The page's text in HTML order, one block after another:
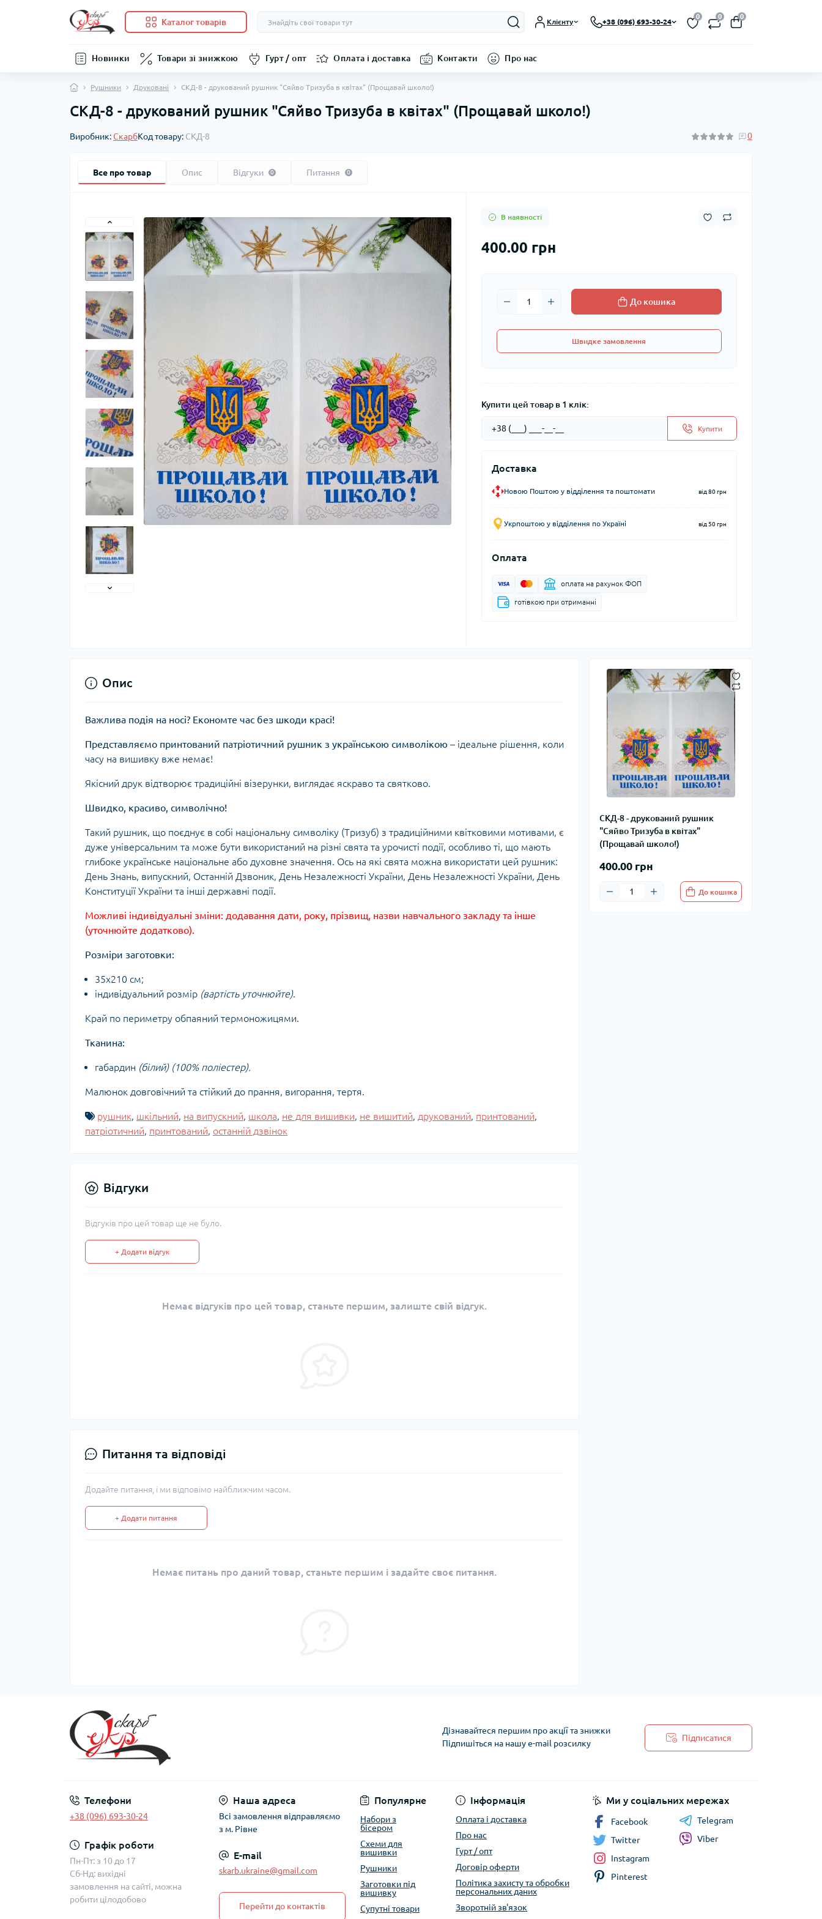
Каталог товарів Клієнту +38 (096) 693-30-24
0 0 0
Новинки Товари зі знижкою Гурт / опт Оплата і доставка Контакти Про нас
Рушники Друковані СКД-8 - друкований рушник "Сяйво Тризуба в квітах" (Прощавай школо!)
СКД-8 - друкований рушник "Сяйво Тризуба в квітах" (Прощавай школо!)
Виробник:СкарбКод товару: СКД-8 0
Все про товар Опис Відгуки 0 Питання 0
В наявності
400.00 грн
До кошика
Швидке замовлення
Купити цей товар в 1 клік:
Купити
Доставка
Новою Поштою у відділення та поштомати від 80 грн
Укрпоштою у відділення по Україні від 50 грн
Оплата
оплата на рахунок ФОП
готівкою при отриманні
СКД-8 - друкований рушник
"Сяйво Тризуба в квітах"
(Прощавай школо!)
400.00 грн
До кошика
Опис
Важлива подія на носі? Економте час без шкоди красі!
Представляємо принтований патріотичний рушник з українською символікою – ідеальне рішення, коли
часу на вишивку вже немає!
Якісний друк відтворює традиційні візерунки, виглядає яскраво та святково.
Швидко, красиво, символічно!
Такий рушник, що поєднує в собі національну символіку (Тризуб) з традиційними квітковими мотивами, є
дуже універсальним та може бути використаний на різні свята та урочисті події, особливо ті, що мають
глибоке українське національне або духовне значення. Ось на які свята можна використати цей рушник:
День Знань, випускний, Останній Дзвоник, День Незалежності України, День Незалежності України, День
Конституції України та інші державні події.
Можливі індивідуальні зміни: додавання дати, року, прізвищ, назви навчального закладу та інше
(уточнюйте додатково).
Розміри заготовки:
35х210 см;
індивідуальний розмір (вартість уточнюйте).
Край по периметру обпаяний термоножицями.
Тканина:
габардин (білий) (100% поліестер).
Малюнок довговічний та стійкий до прання, вигорання, тертя.
рушник, шкільний, на випускний, школа, не для вишивки, не вишитий, друкований, принтований,
патріотичний, принтований, останній дзвінок
Відгуки
Відгуків про цей товар ще не було.
+ Додати відгук
Немає відгуків про цей товар, станьте першим, залиште свій відгук.
Питання та відповіді
Додайте питання, і ми відповімо найближчим часом.
+ Додати питання
Немає питань про даний товар, станьте першим і задайте своє питання.
Дізнавайтеся першим про акції та знижки
Підпишіться на нашу e-mail розсилку
Підписатися
Телефони
+38 (096) 693-30-24
Графік роботи
Пн-Пт: з 10 до 17
Сб-Нд: вихідні
замовлення на сайті, можна
робити цілодобово
Наша адреса
Всі замовлення відправляємо
з м. Рівне
E-mail
skarb.ukraine@gmail.com
Перейти до контактів
Популярне
Набори з
бісером
Схеми для
вишивки
Рушники
Заготовки під
вишивку
Супутні товари
Інформація
Оплата і доставка
Про нас
Гурт / опт
Договір оферти
Політика захисту та обробки
персональних даних
Зворотній зв'язок
Ми у соціальних мережах
Facebook
Twitter
Instagram
Pinterest
Telegram
Viber